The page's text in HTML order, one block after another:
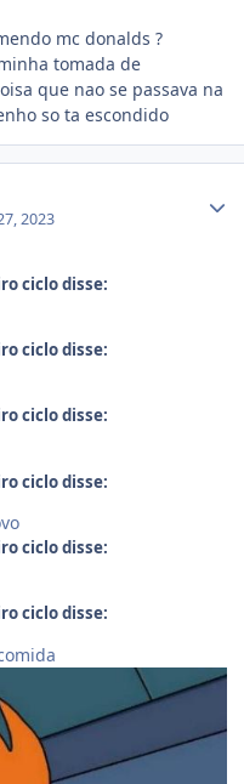
mc donalds ?
tomada de
que nao se passava na
so ta escondido
2023
ciclo disse:
ciclo disse:
ciclo disse:
ciclo disse:
ciclo disse:
ciclo disse: